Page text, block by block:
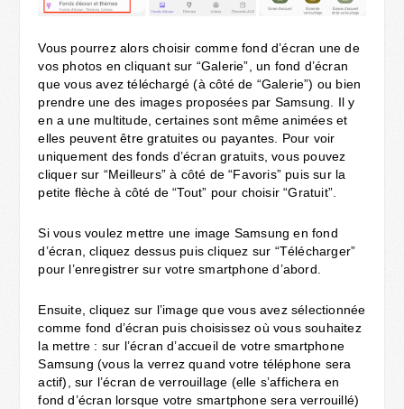
Vous pourrez alors choisir comme fond d’écran une de
vos photos en cliquant sur “Galerie”, un fond d’écran
que vous avez téléchargé (à côté de “Galerie”) ou bien
prendre une des images proposées par Samsung. Il y
en a une multitude, certaines sont même animées et
elles peuvent être gratuites ou payantes. Pour voir
uniquement des fonds d’écran gratuits, vous pouvez
cliquer sur “Meilleurs” à côté de “Favoris” puis sur la
petite flèche à côté de “Tout” pour choisir “Gratuit”.
Si vous voulez mettre une image Samsung en fond
d’écran, cliquez dessus puis cliquez sur “Télécharger”
pour l’enregistrer sur votre smartphone d’abord.
Ensuite, cliquez sur l’image que vous avez sélectionnée
comme fond d’écran puis choisissez où vous souhaitez
la mettre : sur l’écran d’accueil de votre smartphone
Samsung (vous la verrez quand votre téléphone sera
actif), sur l’écran de verrouillage (elle s’affichera en
fond d’écran lorsque votre smartphone sera verrouillé)